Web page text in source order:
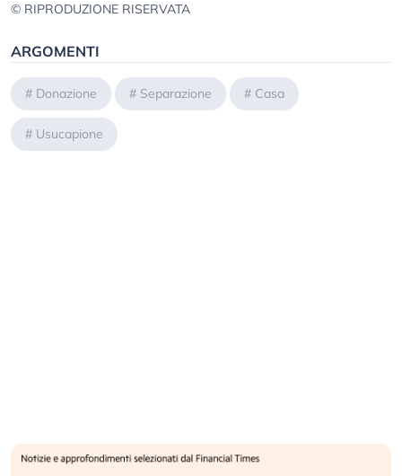
© RIPRODUZIONE RISERVATA
ARGOMENTI
# Donazione # Separazione # Casa
# Usucapione